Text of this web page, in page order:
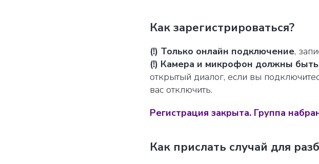
Как зарегистрироваться?
(!) Только онлайн подключение,
(!) Камера и микрофон должны
открытый диалог, если вы
вас отключить.
Регистрация закрыта. Группа
Как прислать случай для